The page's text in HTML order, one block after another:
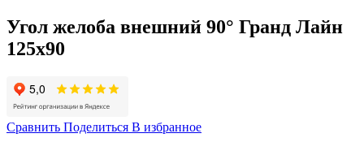
Угол желоба внешний 90° Гранд Лайн
125х90
Сравнить Поделиться В избранное